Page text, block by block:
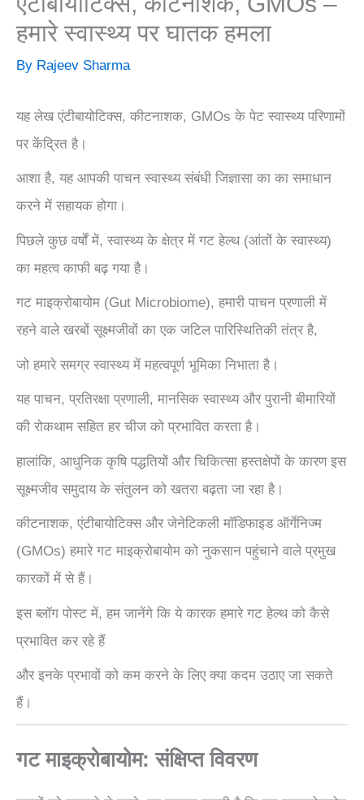
हमारे स्वास्थ्य पर घातक हमला
By Rajeev Sharma
यह लेख एंटीबायोटिक्स, कीटनाशक, GMOs के पेट स्वास्थ्य परिणामों
पर केंद्रित है।
आशा है, यह आपकी पाचन स्वास्थ्य संबंधी जिज्ञासा का का समाधान
करने में सहायक होगा।
पिछले कुछ वर्षों में, स्वास्थ्य के क्षेत्र में गट हेल्थ (आंतों के स्वास्थ्य)
का महत्व काफी बढ़ गया है।
गट माइक्रोबायोम (Gut Microbiome), हमारी पाचन प्रणाली में
रहने वाले खरबों सूक्ष्मजीवों का एक जटिल पारिस्थितिकी तंत्र है,
जो हमारे समग्र स्वास्थ्य में महत्वपूर्ण भूमिका निभाता है।
यह पाचन, प्रतिरक्षा प्रणाली, मानसिक स्वास्थ्य और पुरानी बीमारियों
की रोकथाम सहित हर चीज को प्रभावित करता है।
हालांकि, आधुनिक कृषि पद्धतियों और चिकित्सा हस्तक्षेपों के कारण इस
सूक्ष्मजीव समुदाय के संतुलन को खतरा बढ़ता जा रहा है।
कीटनाशक, एंटीबायोटिक्स और जेनेटिकली मॉडिफाइड ऑर्गेनिज्म
(GMOs) हमारे गट माइक्रोबायोम को नुकसान पहुंचाने वाले प्रमुख
कारकों में से हैं।
इस ब्लॉग पोस्ट में, हम जानेंगे कि ये कारक हमारे गट हेल्थ को कैसे
प्रभावित कर रहे हैं
और इनके प्रभावों को कम करने के लिए क्या कदम उठाए जा सकते
हैं।
गट माइक्रोबायोम: संक्षिप्त विवरण